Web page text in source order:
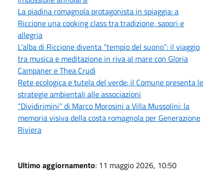
La piadina romagnola protagonista in spiaggia: a
Riccione una cooking class tra tradizione, sapori e
allegria
L’alba di Riccione diventa “tempio del suono”: il viaggio
tra musica e meditazione in riva al mare con Gloria
Campaner e Thea Crudi
Rete ecologica e tutela del verde: il Comune presenta le
strategie ambientali alle associazioni
“Dividirimini” di Marco Morosini a Villa Mussolini: la
memoria visiva della costa romagnola per Generazione
Riviera
Ultimo aggiornamento: 11 maggio 2026, 10:50